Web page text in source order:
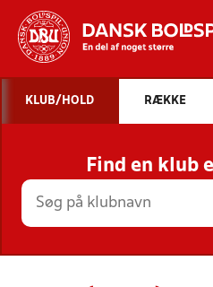
STILLINGER,
KLUB/HOLD RÆKKE
Find en klub